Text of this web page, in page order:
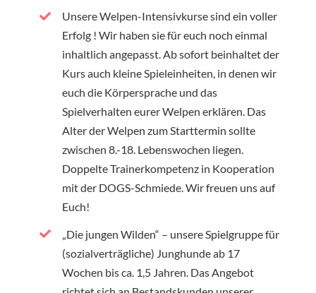
Unsere Welpen-Intensivkurse sind ein voller
Erfolg ! Wir haben sie für euch noch einmal
inhaltlich angepasst. Ab sofort beinhaltet der
Kurs auch kleine Spieleinheiten, in denen wir
euch die Körpersprache und das
Spielverhalten eurer Welpen erklären. Das
Alter der Welpen zum Starttermin sollte
zwischen 8.-18. Lebenswochen liegen.
Doppelte Trainerkompetenz in Kooperation
mit der DOGS-Schmiede. Wir freuen uns auf
Euch!
„Die jungen Wilden“ – unsere Spielgruppe für
(sozialverträgliche) Junghunde ab 17
Wochen bis ca. 1,5 Jahren. Das Angebot